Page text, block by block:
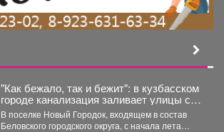
"Как бежало, так и бежит": в кузбасском
городе канализация заливает улицы с
начала лета
В поселке Новый Городок, входящем в состав
Беловского городского округа, с начала лета